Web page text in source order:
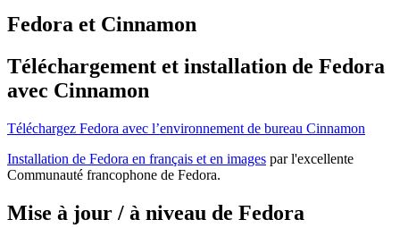
Fedora et Cinnamon
Téléchargement et installation de Fedora
avec Cinnamon
Téléchargez Fedora avec l’environnement de bureau Cinnamon
Installation de Fedora en français et en images par l'excellente
Communauté francophone de Fedora.
Mise à jour / à niveau de Fedora